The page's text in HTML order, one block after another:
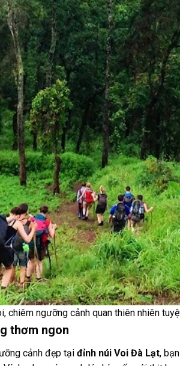
chiêm ngưỡng cảnh quan thiên nhiên
thơm ngon
cảnh đẹp tại đỉnh núi Voi Đà Lạt,